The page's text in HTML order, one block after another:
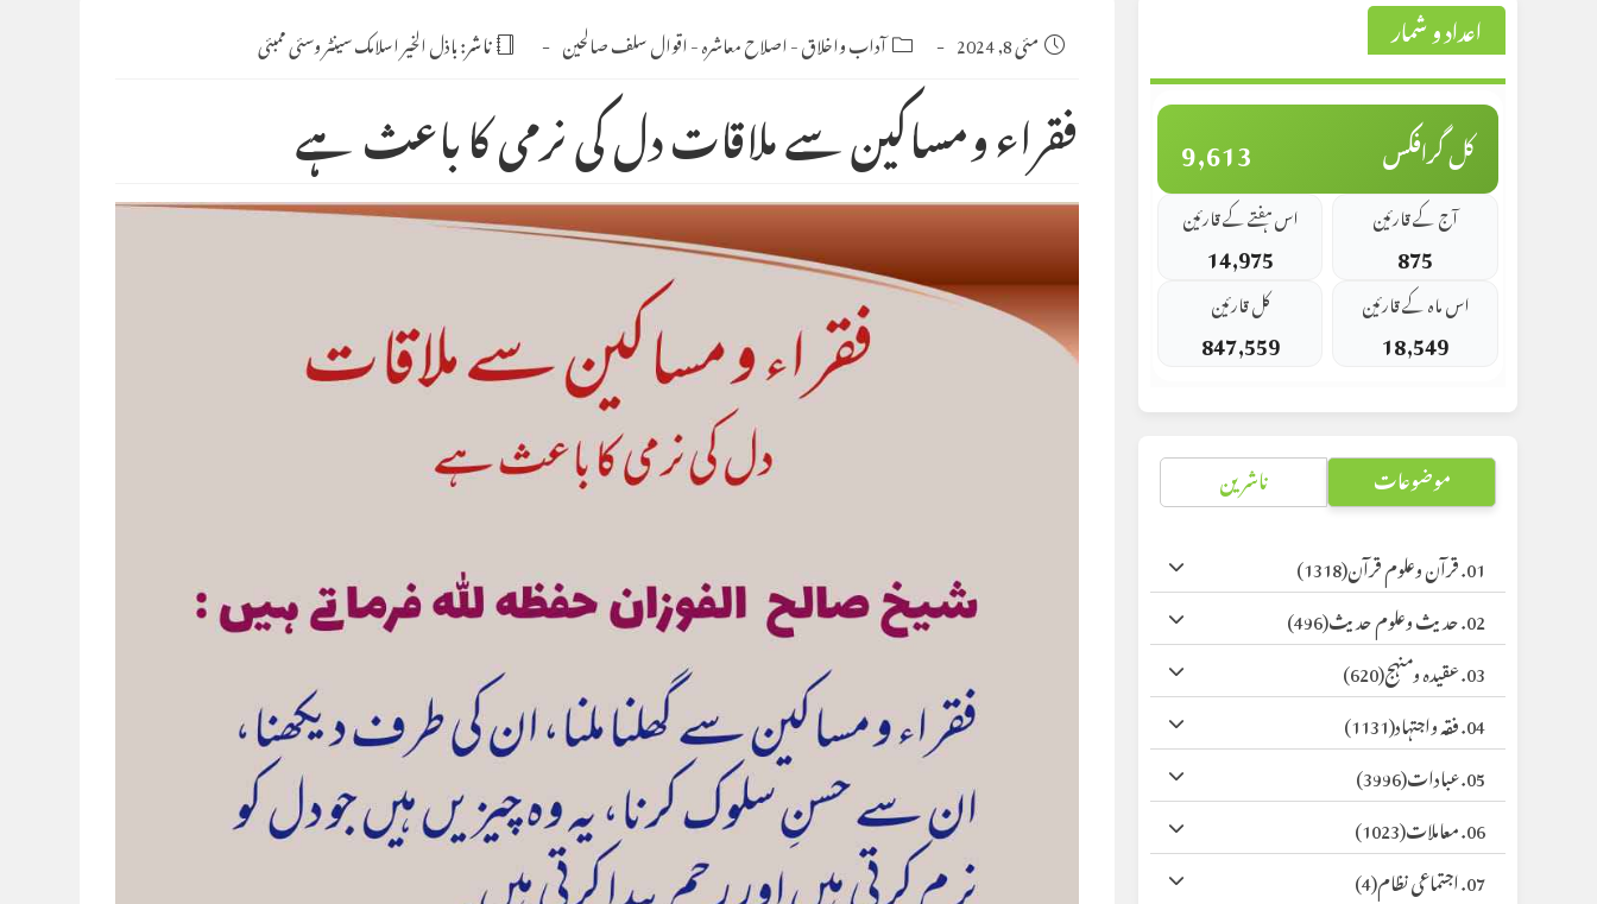
Post
published:
مئی 8, 2024 Post
category:
آداب واخلاق-اصلاح معاشرہ-اقوال سلف صالحین ناشر:باذل الخیر اسلامک سینٹر وسئی ممبئی
فقراء ومساکین سے ملاقات دل کی نرمی کا باعث ہے
اعداد و شمار
کل گرافکس 9,613
آج کے قارئین
875
اس ہفتے کے قارئین
14,975
اس ماہ کے قارئین
18,549
کل قارئین
847,559
موضوعات ناشرین
01. قرآن وعلوم قرآن
(1318)
02. حدیث وعلوم حدیث
(496)
03. عقیدہ ومنہج
(620)
04. فقہ واجتہاد
(1131)
05. عبادات
(3996)
06. معاملات
(1023)
07. اجتماعی نظام
(4)